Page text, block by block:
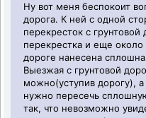
Ну вот меня беспокоит
дорога. К ней с одной
перекресток с грунтовой
перекрестка и еще
дороге нанесена
Выезжая с грунтовой
можно(уступив дорогу),
нужно пересечь
так, что невозможно